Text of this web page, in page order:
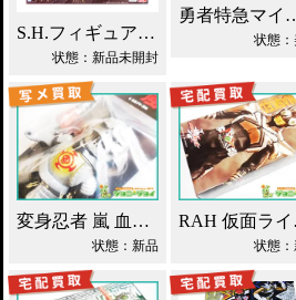
S.H.フィギュアーツ ジェノサイダー 買取！
状態：新品未開封
勇者特急マイトガ
状態
変身忍者 嵐 血車魔神斉 東映レトロソフビ買取！
状態：新品
RAH
状態